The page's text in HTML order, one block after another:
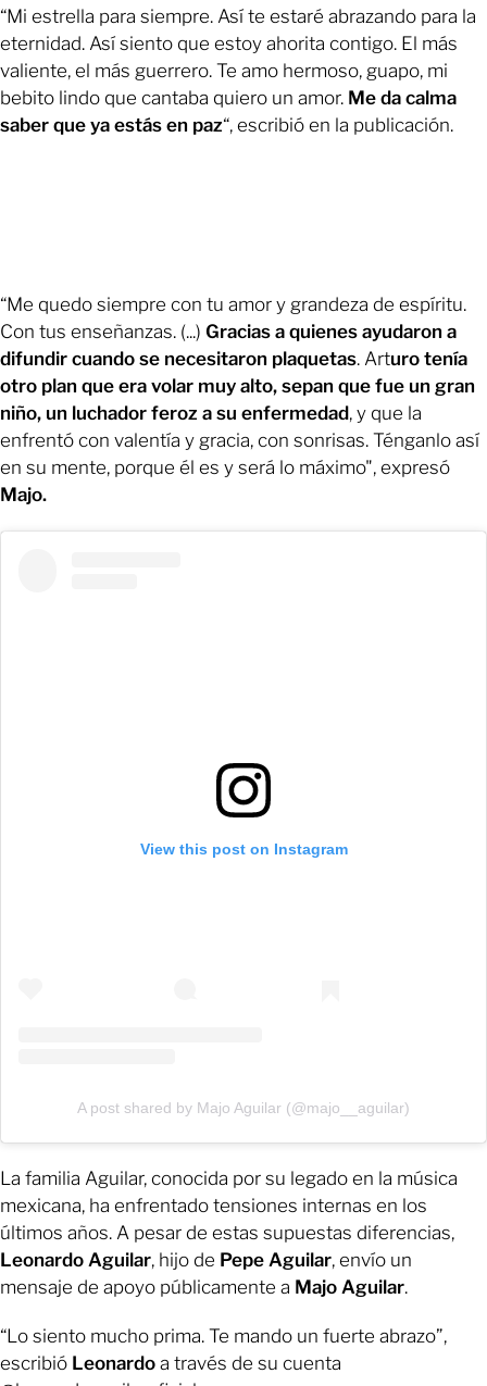
“Mi estrella para siempre. Así te estaré abrazando para la
eternidad. Así siento que estoy ahorita contigo. El más
valiente, el más guerrero. Te amo hermoso, guapo, mi
bebito lindo que cantaba quiero un amor. Me da calma
saber que ya estás en paz“, escribió en la publicación.
“Me quedo siempre con tu amor y grandeza de espíritu.
Con tus enseñanzas. (...) Gracias a quienes ayudaron a
difundir cuando se necesitaron plaquetas. Arturo tenía
otro plan que era volar muy alto, sepan que fue un gran
niño, un luchador feroz a su enfermedad, y que la
enfrentó con valentía y gracia, con sonrisas. Ténganlo así
en su mente, porque él es y será lo máximo", expresó
Majo.
View this post on Instagram
A post shared by Majo Aguilar (@majo__aguilar)
La familia Aguilar, conocida por su legado en la música
mexicana, ha enfrentado tensiones internas en los
últimos años. A pesar de estas supuestas diferencias,
Leonardo Aguilar, hijo de Pepe Aguilar, envío un
mensaje de apoyo públicamente a Majo Aguilar.
“Lo siento mucho prima. Te mando un fuerte abrazo”,
escribió Leonardo a través de su cuenta